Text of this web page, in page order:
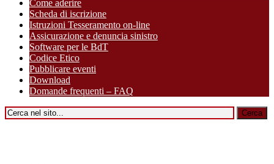
Come aderire
Scheda di iscrizione
Istruzioni Tesseramento on-line
Assicurazione e denuncia sinistro
Software per le BdT
Codice Etico
Pubblicare eventi
Download
Domande frequenti – FAQ